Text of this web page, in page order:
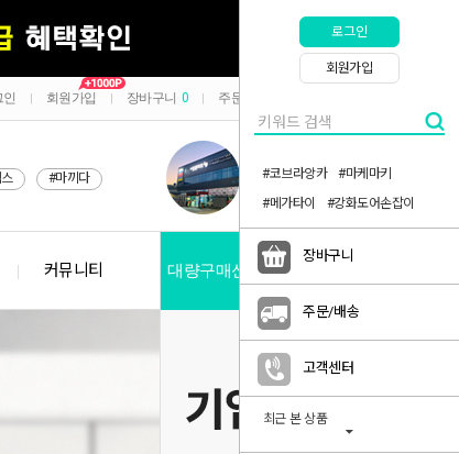
인 회원가입 장바구니 0 주문/배송
#마끼다
커뮤니티 대량구매신청
로그인
회원가입
#코브라앙카
#마케마키
#메가타이
#강화도어손잡이
장바구니
주문/배송
고객센터
최근 본 상품